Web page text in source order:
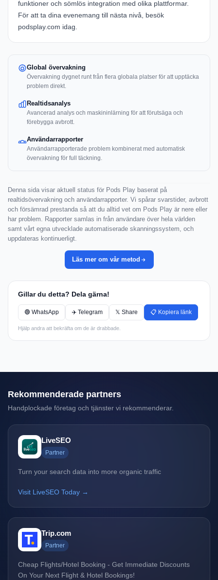
funktioner och sömlös integration med olika plattformar.
För att ta dina evenemang till nästa nivå, besök
podsplay.com idag.
Global övervakning
Övervakning dygnet runt från flera globala platser för att upptäcka
problem direkt.
Realtidsanalys
Avancerad analys och maskininlärning för att förutsäga och
förebygga avbrott.
Användarrapporter
Användarrapporterade problem kombinerat med automatisk
övervakning för full täckning.
Denna sida visar aktuell status för Pods Play baserat på
realtidsövervakning och användarrapporter. Vi spårar svarstider, avbrott
och försämrad prestanda så att du alltid vet om Pods Play är nere eller
har problem. Rapporter samlas in från användare över hela världen
samt vårt egna utvecklade automatiserade skanningssystem, och
uppdateras kontinuerligt.
Läs mer om vår metod
Gillar du detta? Dela gärna!
🟢 WhatsApp ✈️ Telegram 𝕏 Share 📋 Kopiera länk
Hjälp andra att bekräfta om de är drabbade.
Rekommenderade partners
Handplockade företag och tjänster vi rekommenderar.
LiveSEO
Partner
Turn your search data into more organic traffic
Visit LiveSEO Today →
Trip.com
Partner
Cheap Flights/Hotel Booking - Get Immediate Discounts
On Your Next Flight & Hotel Bookings!